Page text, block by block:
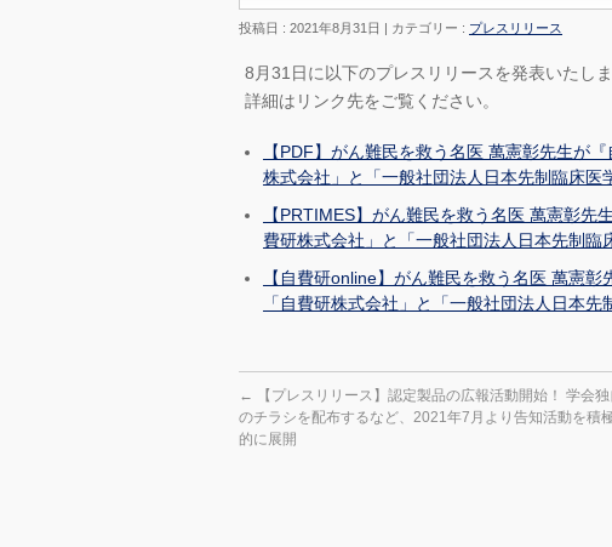
投稿日 : 2021年8月31日 カテゴリー : プレスリリース
8月31日に以下のプレスリリースを発表いたしま
詳細はリンク先をご覧ください。
【PDF】がん難民を救う名医 萬憲彰先生が
株式会社」と「一般社団法人日本先制臨床医
【PRTIMES】がん難民を救う名医 萬憲彰
費研株式会社」と「一般社団法人日本先制臨
【自費研online】がん難民を救う名医 萬憲
「自費研株式会社」と「一般社団法人日本
←
【プレスリリース】認定製品の広報活動開始！ 学会独
のチラシを配布するなど、2021年7月より告知活動を積
的に展開